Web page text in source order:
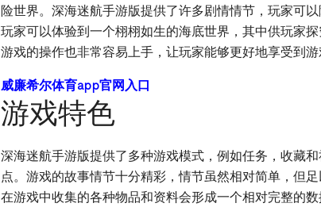
险世界。深海迷航手游版提供了许多剧情情节，玩家可以
玩家可以体验到一个栩栩如生的海底世界，其中供玩家
游戏的操作也非常容易上手，让玩家能够更好地享受到游
威廉希尔体育app官网入口
游戏特色
深海迷航手游版提供了多种游戏模式，例如任务，收藏
点。游戏的故事情节十分精彩，情节虽然相对简单，但
在游戏中收集的各种物品和资料会形成一个相对完整的